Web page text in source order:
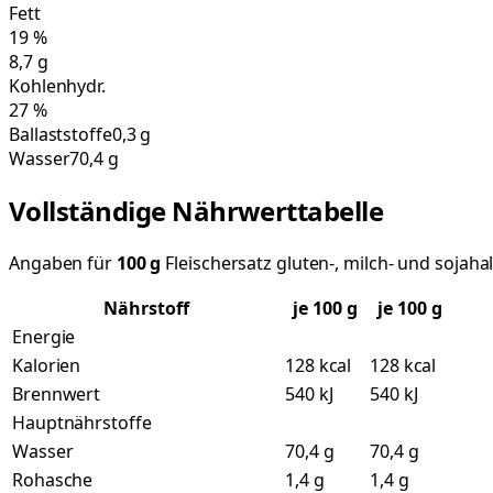
Fett
19%
8,7g
Kohlenhydr.
27%
Ballaststoffe0,3 g
Wasser70,4 g
Vollständige Nährwerttabelle
Angaben für 100g Fleischersatz gluten-, milch- und
Nährstoff
je 100g
je 100 g
Energie
Kalorien
128 kcal
128 kcal
Brennwert
540 kJ
540 kJ
Hauptnährstoffe
Wasser
70,4 g
70,4 g
Rohasche
1,4 g 1,4 g